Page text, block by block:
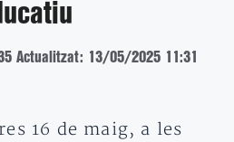
Actualitzat: 13/05/2025 11:31
16 de maig, a les